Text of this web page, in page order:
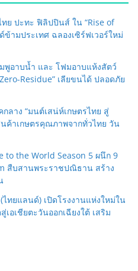
ทย ปะทะ ฟิลิปปินส์ ใน “Rise of
ามประเทศ ฉลองเซิร์ฟเวอร์ใหม่
มพูอาบน้ำ และ โฟมอาบแห้งสัตว์
Residue” เลียขนได้ ปลอดภัย
ลาง “มนต์เสน่ห์เกษตรไทย สู่
ค้าเกษตรคุณภาพจากทั่วไทย วัน
to the World Season 5 ผนึก 9
สืบสานพระราชปณิธาน สร้าง
ทยแลนด์) เปิดโรงงานแห่งใหม่ใน
อเชียตะวันออกเฉียงใต้ เสริม